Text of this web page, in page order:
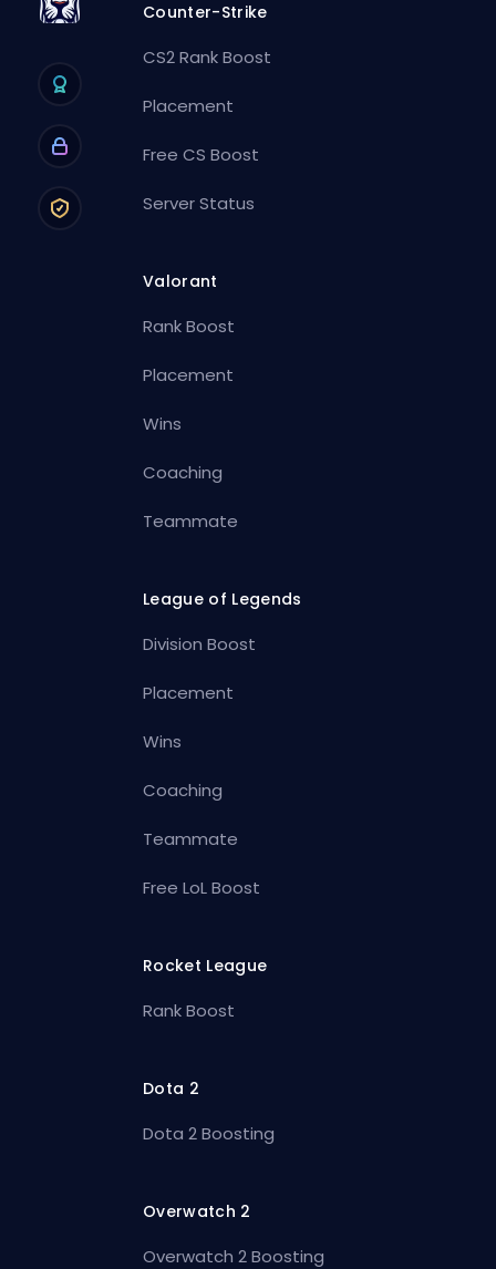
Counter-Strike
CS2 Rank Boost
Placement
Free CS Boost
Server Status
Valorant
Rank Boost
Placement
Wins
Coaching
Teammate
League of Legends
Division Boost
Placement
Wins
Coaching
Teammate
Free LoL Boost
Rocket League
Rank Boost
Dota 2
Dota 2 Boosting
Overwatch 2
Overwatch 2 Boosting